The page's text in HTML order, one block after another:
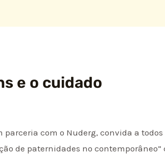
e o cuidado
parceria com o Nuderg, convida a
de paternidades no contemporâneo”